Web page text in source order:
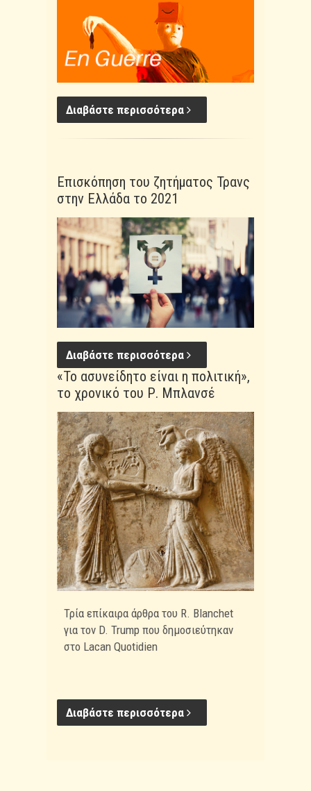
Διαβάστε περισσότερα
Επισκόπηση του ζητήματος Τρανς
στην Ελλάδα το 2021
Διαβάστε περισσότερα
«Το ασυνείδητο είναι η πολιτική»,
το χρονικό του Ρ. Μπλανσέ
Τρία επίκαιρα άρθρα του R. Blanchet
για τον D. Trump που δημοσιεύτηκαν
στο Lacan Quotidien
Διαβάστε περισσότερα